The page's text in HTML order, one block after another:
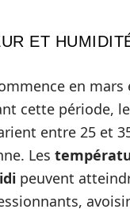
ET
en
cette période,
entre 25 et
Les
peuvent